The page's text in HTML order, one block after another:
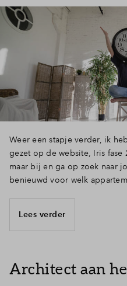
Weer een stapje verder, ik
gezet op de website, Iris
maar bij en ga op zoek naar
benieuwd voor welk
Lees verder
Architect aan